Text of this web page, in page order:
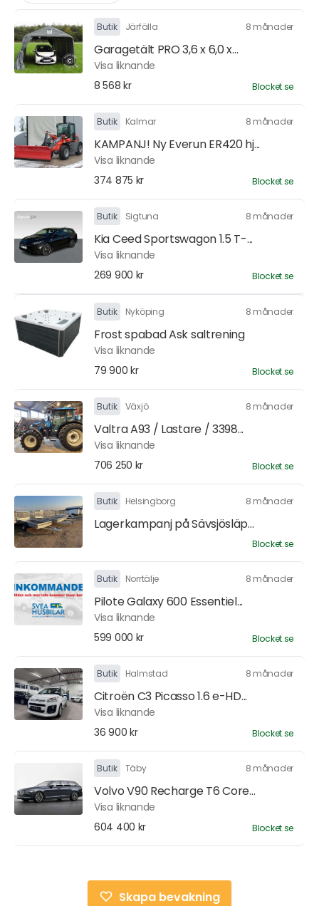
Butik Järfälla 8 månader
Garagetält PRO 3,6 x 6,0 x...
Visa liknande
8 568 kr
Blocket.se
Butik Kalmar 8 månader
KAMPANJ! Ny Everun ER420 hj...
Visa liknande
374 875 kr
Blocket.se
Butik Sigtuna 8 månader
Kia Ceed Sportswagon 1.5 T-...
Visa liknande
269 900 kr
Blocket.se
Butik Nyköping 8 månader
Frost spabad Ask saltrening
Visa liknande
79 900 kr
Blocket.se
Butik Växjö 8 månader
Valtra A93 / Lastare / 3398...
Visa liknande
706 250 kr
Blocket.se
Butik Helsingborg 8 månader
Lagerkampanj på Sävsjösläp...
Blocket.se
Butik Norrtälje 8 månader
Pilote Galaxy 600 Essentiel...
Visa liknande
599 000 kr
Blocket.se
Butik Halmstad 8 månader
Citroën C3 Picasso 1.6 e-HD...
Visa liknande
36 900 kr
Blocket.se
Butik Täby 8 månader
Volvo V90 Recharge T6 Core...
Visa liknande
604 400 kr
Blocket.se
Skapa bevakning